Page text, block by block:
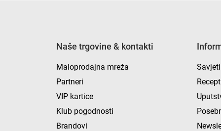
Naše trgovine & kontakti
Maloprodajna mreža
Partneri
VIP kartice
Klub pogodnosti
Brandovi